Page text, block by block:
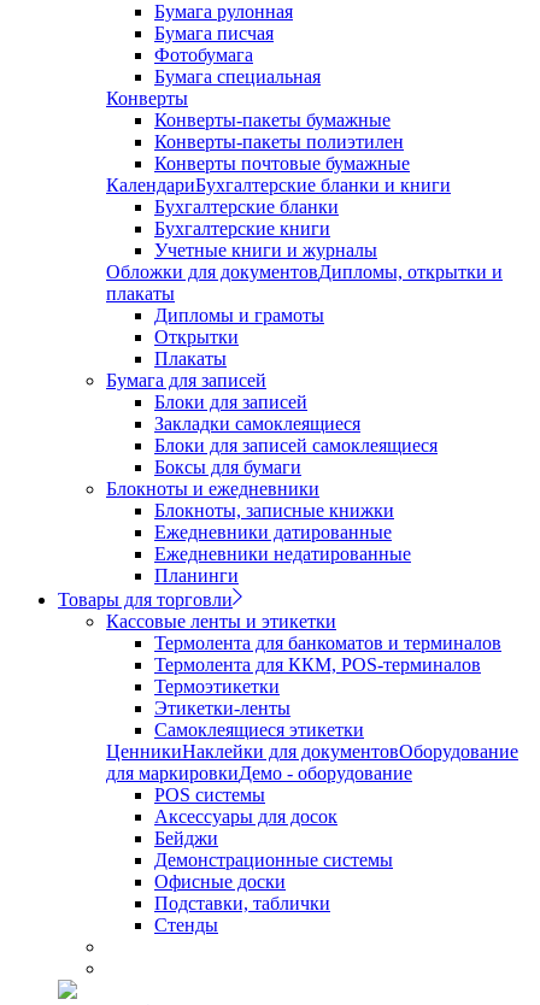
Бумага рулонная
Бумага писчая
Фотобумага
Бумага специальная
Конверты
Конверты-пакеты бумажные
Конверты-пакеты полиэтилен
Конверты почтовые бумажные
КалендариБухгалтерские бланки и книги
Бухгалтерские бланки
Бухгалтерские книги
Учетные книги и журналы
Обложки для документовДипломы, открытки и
плакаты
Дипломы и грамоты
Открытки
Плакаты
Бумага для записей
Блоки для записей
Закладки самоклеящиеся
Блоки для записей самоклеящиеся
Боксы для бумаги
Блокноты и ежедневники
Блокноты, записные книжки
Ежедневники датированные
Ежедневники недатированные
Планинги
Товары для торговли
Кассовые ленты и этикетки
Термолента для банкоматов и терминалов
Термолента для ККМ, POS-терминалов
Термоэтикетки
Этикетки-ленты
Самоклеящиеся этикетки
ЦенникиНаклейки для документовОборудование
для маркировкиДемо - оборудование
POS системы
Аксессуары для досок
Бейджи
Демонстрационные системы
Офисные доски
Подставки, таблички
Стенды